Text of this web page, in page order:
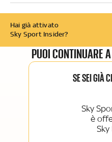
Hai già attivato
Sky Sport Insider?
PUOI CONTINUARE
SE SEI GIÀ
Sky
è